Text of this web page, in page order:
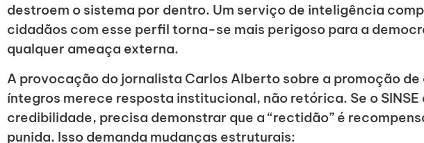
destroem o sistema por dentro. Um serviço de inteligência
cidadãos com esse perfil torna-se mais perigoso para a
qualquer ameaça externa.
A provocação do jornalista Carlos Alberto sobre a promoção
íntegros merece resposta institucional, não retórica. Se o SINSE
credibilidade, precisa demonstrar que a “rectidão” é
punida. Isso demanda mudanças estruturais: